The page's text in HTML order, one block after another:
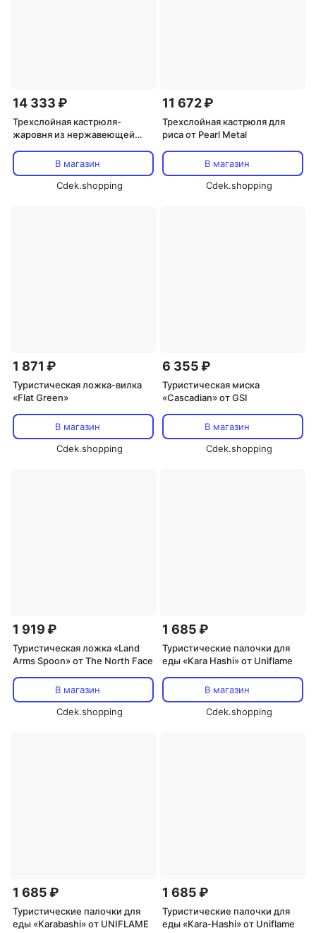
14 333 ₽
Трехслойная кастрюля-
жаровня из нержавеющей
В магазин
Cdek.shopping
11 672 ₽
Трехслойная кастрюля для
риса от Pearl Metal
В магазин
Cdek.shopping
1 871 ₽
Туристическая ложка-вилка
«Flat Green»
В магазин
Cdek.shopping
6 355 ₽
Туристическая миска
«Cascadian» от GSI
В магазин
Cdek.shopping
1 919 ₽
Туристическая ложка «Land
Arms Spoon» от The North Face
В магазин
Cdek.shopping
1 685 ₽
Туристические палочки для
еды «Kara Hashi» от Uniflame
В магазин
Cdek.shopping
1 685 ₽
Туристические палочки для
еды «Karabashi» от UNIFLAME
1 685 ₽
Туристические палочки для
еды «Kara-Hashi» от Uniflame